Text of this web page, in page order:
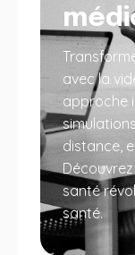
avec la
approche
distance,
santé
santé.